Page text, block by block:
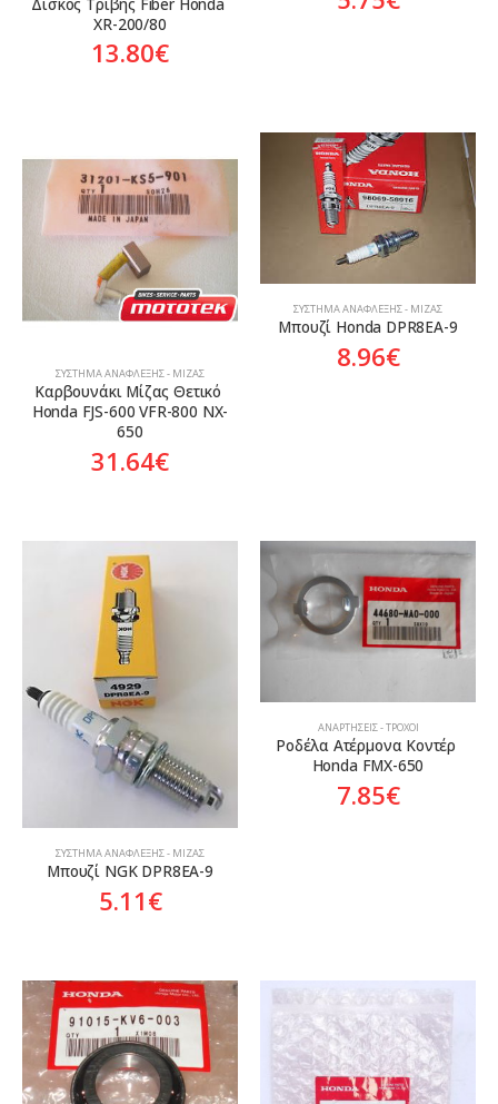
XR-200/80
13.80€
ΣΎΣΤΗΜΑ ΑΝΆΦΛΕΞΗΣ - ΜΊΖΑΣ
Καρβουνάκι Μίζας Θετικό
Honda FJS-600 VFR-800 NX-
650
31.64€
ΣΎΣΤΗΜΑ ΑΝΆΦΛΕΞΗΣ - ΜΊΖΑΣ
Μπουζί Honda DPR8EA-9
8.96€
ΣΎΣΤΗΜΑ ΑΝΆΦΛΕΞΗΣ - ΜΊΖΑΣ
Μπουζί NGK DPR8EA-9
5.11€
ΑΝΑΡΤΉΣΕΙΣ - ΤΡΟΧΟΊ
Ροδέλα Ατέρμονα Κοντέρ
Honda FMX-650
7.85€